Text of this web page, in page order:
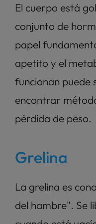
El cuerpo está
conjunto de
papel
apetito y el
funcionan puede
encontrar
pérdida de peso.
Grelina
La grelina es
del hambre". Se